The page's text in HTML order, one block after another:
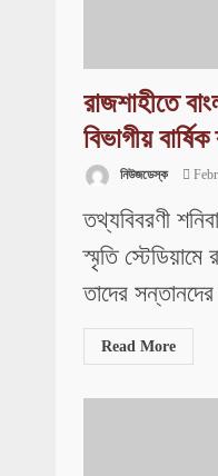
রাজশাহীতে
বিভাগীয়
নিউজডেস্ক
তথ্যবিবরণী
স্মৃতি স্টেডিয়ামে
তাদের
Read More